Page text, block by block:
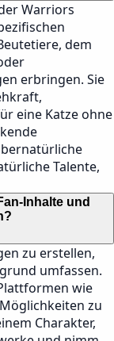
Warriors
dem
erbringen. Sie
eine Katze ohne
Talente,
Inhalte und
zu erstellen,
umfassen.
wie
zu
Charakter,